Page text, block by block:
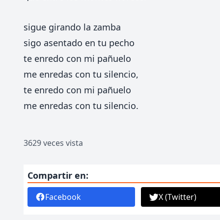
sigue girando la zamba
sigo asentado en tu pecho
te enredo con mi pañuelo
me enredas con tu silencio,
te enredo con mi pañuelo
me enredas con tu silencio.
3629 veces vista
Compartir en:
Facebook X (Twitter)